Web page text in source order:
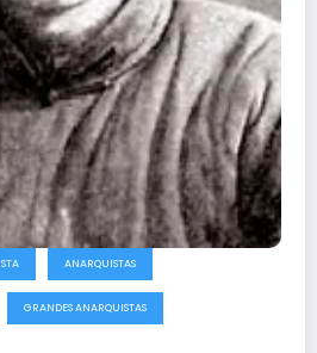
ANARQUISTAS
GRANDES ANARQUISTAS